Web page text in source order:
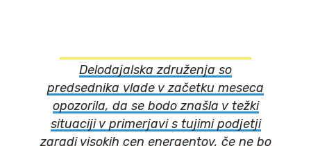
Delodajalska združenja so
predsednika vlade v začetku meseca
opozorila, da se bodo znašla v težki
situaciji v primerjavi s tujimi podjetji
zaradi visokih cen energentov, če ne bo